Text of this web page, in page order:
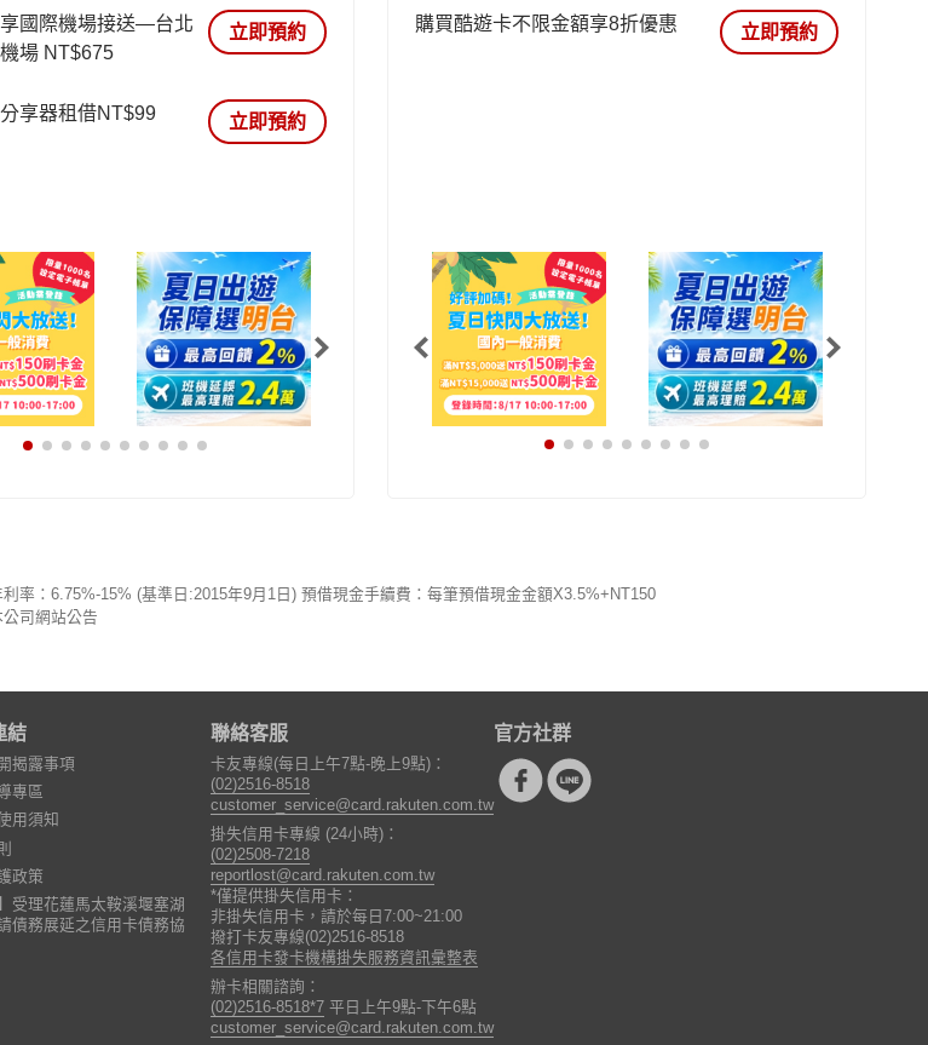
國際機場接送—台北
場 NT$675
立即預約
享器租借NT$99 立即預約
購買酷遊卡不限金額享8折優惠 立即預約
率：6.75%-15% (基準日:2015年9月1日) 預借現金手續費：每筆預借現金金額X3.5%+NT150
司網站公告
結
揭露事項
專區
用須知
政策
受理花蓮馬太鞍溪堰塞湖
債務展延之信用卡債務協
聯絡客服
卡友專線(每日上午7點-晚上9點)：
(02)2516-8518
customer_service@card.rakuten.com.tw
掛失信用卡專線 (24小時)：
(02)2508-7218
reportlost@card.rakuten.com.tw
*僅提供掛失信用卡：
非掛失信用卡，請於每日7:00~21:00
撥打卡友專線(02)2516-8518
各信用卡發卡機構掛失服務資訊彙整表
辦卡相關諮詢：
(02)2516-8518*7平日上午9點-下午6點
customer_service@card.rakuten.com.tw
官方社群